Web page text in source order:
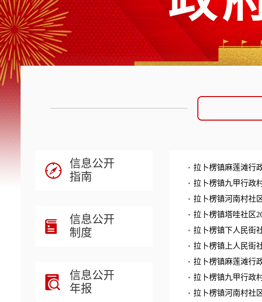
信息公开
指南
信息公开
制度
信息公开
年报
拉卜楞镇麻莲滩行
拉卜楞镇九甲行政
拉卜楞镇河南村社
拉卜楞镇塔哇社区
拉卜楞镇下人民街
拉卜楞镇上人民街
拉卜楞镇麻莲滩行
拉卜楞镇九甲行政
拉卜楞镇河南村社